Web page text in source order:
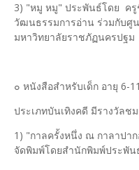
3) "หมู หมู" ประพันธ์โดย ค
วัฒนธรรมการอ่าน ร่วมกับศู
มหาวิทยาลัยราชภัฏนครปฐม
๐ หนังสือสำหรับเด็ก อายุ 6-
ประเภทบันเทิงคดี มีรางวัลชม
1) "กาลครั้งหนึ่ง ณ กาลาปา
จัดพิมพ์โดยสำนักพิมพ์ประพัน